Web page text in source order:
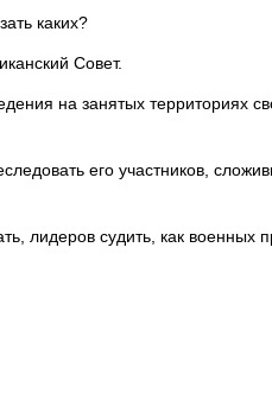
каких?
Совет.
на занятых территориях
его участников,
лидеров судить, как военных